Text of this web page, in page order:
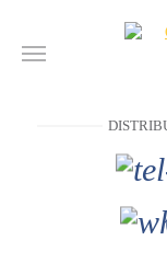
CONTACTO